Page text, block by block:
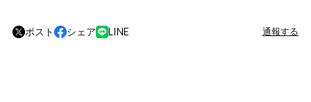
ポスト シェア LINE 通報する